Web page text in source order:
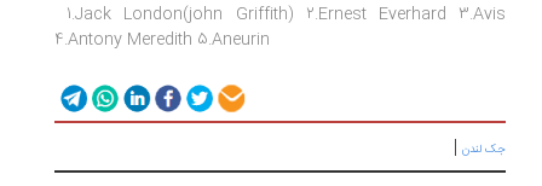
1.Jack London(john Griffith) 2.Ernest Everhard 3.Avis
4.Antony Meredith 5.Aneurin
جک لندن |